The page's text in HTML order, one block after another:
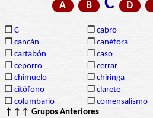
A B D
❒ C ❒ cabro
❒ cancán ❒ canéfora
❒ cartabón ❒ caso
❒ ceporro ❒ cerrar
❒ chimuelo ❒ chiringa
❒ citófono ❒ clarete
❒ columbario ❒ comensalismo
↑↑↑ Grupos Anteriores